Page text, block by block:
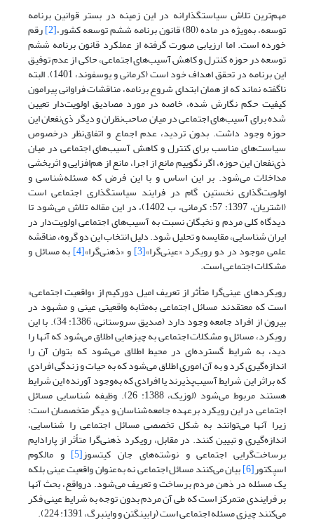
مهم‌‌ترین تلاش سیاستگذارانه در این زمینه در بستر قوانین برنامه
توسعه، به‌ویژه در ماده (80) قانون برنامه ششم توسعه کشور، [2] رقم
خورده است. اما ارزیابی صورت گرفته از عملکرد قانون برنامه ششم
توسعه در حوزه کنترل و کاهش آسیب‌های اجتماعی، حاکی از عدم توفیق
این برنامه در تحقق اهداف خود است (کرمانی و یوسفوند، 1401). البته
ناگفته نماند که از همان ابتدای شروع برنامه، مناقشات فراوانی پیرامون
کیفیت حکم نگارش شده، خاصه در مورد مصادیق اولویت‌‌دار تعیین
شده برای آسیب‌های اجتماعی در میان صاحب‌‌نظران و دیگر ذی‌‌نفعان این
حوزه وجود داشت. بدون تردید، عدم اجماع و اتفاق‌نظر درخصوص
سیاست‌‌های مناسب برای کنترل و کاهش آسیب‌های اجتماعی در میان
ذی‌‌نفعان این حوزه، اگر نگوییم مانع از اجرا، مانع از هم‌‌افزایی و اثربخشی
مداخلات می‌‌شود. بر این اساس و با این فرض که مسئله‌‌شناسی و
اولویت‌‌گذاری نخستین گام در فرایند سیاستگذاری اجتماعی است
(اشتریان، 1397: 57؛ کرمانی، ب 1402)، در این مقاله تلاش می‌شود تا
دیدگاه کلی مردم و نخبگان نسبت به آسیب‌های اجتماعی اولویت‌‌دار در
ایران شناسایی، مقایسه و تحلیل شود. دلیل انتخاب این دو گروه، مناقشه
علمی موجود در دو رویکرد «عینی‌‌گرا»[3] و «ذهنی‌‌گرا»[4] به مسائل و
مشکلات اجتماعی است.
رویکردهای عینی‌‌گرا متأثر از تعریف امیل دورکیم از «واقعیت اجتماعی»
است که معتقدند مسائل اجتماعی به‌مثابه واقعیتی عینی و مشهود در
بیرون از افراد جامعه وجود دارد (صدیق سروستانی، 1386: 34). با این
رویکرد، مسائل و مشکلات اجتماعی به چیزهایی اطلاق می‌‌شود که آنها را
دید، به شرایط گسترده‌‌ای در محیط اطلاق می‌‌شود که بتوان آن را
اندازه‌‌گیری کرد و به آن اموری اطلاق می‌‌شود که به حیات و زندگی افرادی
که براثر این شرایط آسیب‌‌پذیرند یا افرادی که به‌وجود آورنده این شرایط
هستند مربوط می‌‌شود (لوزیک، 1388: 26). وظیفه شناسایی مسائل
اجتماعی در این رویکرد برعهده جامعه‌‌شناسان و دیگر متخصصان است؛
زیرا آنها می‌‌توانند به شکل تخصصی مسائل اجتماعی را شناسایی،
اندازه‌‌گیری و تبیین کنند. در مقابل، رویکرد ذهنی‌‌گرا متأثر از پارادایم
برساخت‌گرایی اجتماعی و نوشته‌های جان کیتسوز[5] و مالکوم
اسپکتور[6] بیان می‌کنند مسائل اجتماعی نه به‌عنوان واقعیت عینی بلکه
یک مسئله در ذهن مردم برساخت و تعریف می‌‌شود. در‌واقع، بحث آنها
بر فرایندی متمرکز است که طی آن مردم بدون توجه به شرایط عینی فکر
می‌‌کنند چیزی مسئله اجتماعی است (رابینگتن و واینبرگ، 1391: 224).